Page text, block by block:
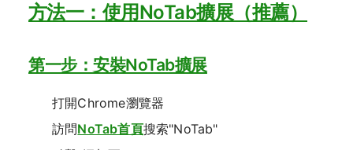
方法一：使用NoTab擴展（推薦）
第一步：安裝NoTab擴展
打開Chrome瀏覽器
訪問NoTab首頁搜索"NoTab"